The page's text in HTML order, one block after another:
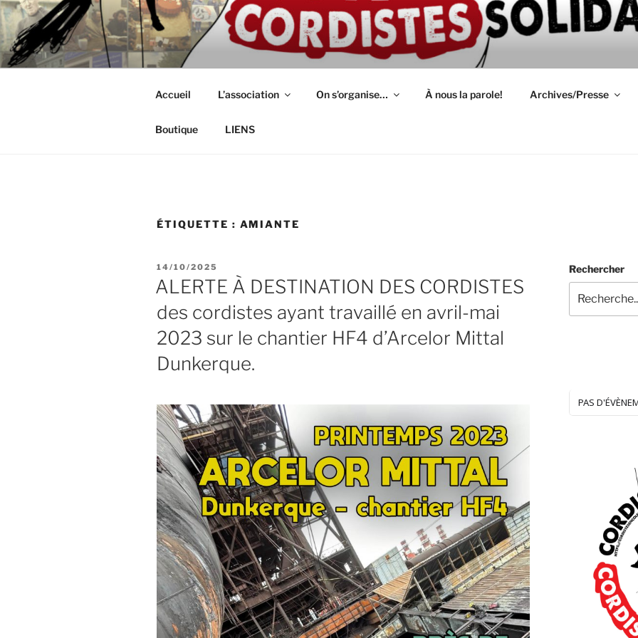
Aller
au
contenu
principal
ASSOCIATION D'AUTODÉFENSE
CORDISTES
Intérimaires, embauché(e)s, indépendant(e)s : lutte, entraide, partage d'infos et
Accueil L’association On s’organise… À nous la parole! Archives/Presse
Boutique LIENS
ÉTIQUETTE : AMIANTE
PUBLIÉ
LE
14/10/2025
ALERTE À DESTINATION DES CORDISTES
des cordistes ayant travaillé en avril-mai
2023 sur le chantier HF4 d’Arcelor Mittal
Dunkerque.
Rechercher
PAS